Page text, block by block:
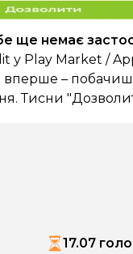
ще немає
у Play Market /
вперше –
Тисни
17.07